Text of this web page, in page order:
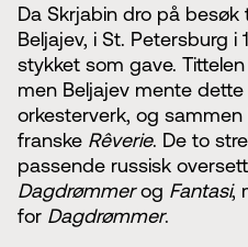
Da Skrjabin dro på besøk
Beljajev, i St. Petersburg
stykket som gave.
men Beljajev mente
orkesterverk, og
franske Rêverie. De to
passende russisk
Dagdrømmerog Fantasi,
for Dagdrømmer.